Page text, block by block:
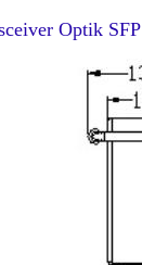
Optik SFP